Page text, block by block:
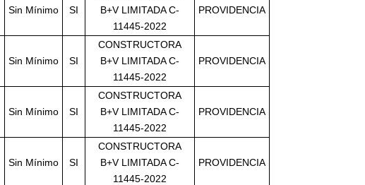
Sin Mínimo SI
B+V LIMITADA C-
11445-2022
PROVIDENCIA
Sin Mínimo SI
CONSTRUCTORA
B+V LIMITADA C-
11445-2022
PROVIDENCIA
Sin Mínimo SI
CONSTRUCTORA
B+V LIMITADA C-
11445-2022
PROVIDENCIA
Sin Mínimo SI
CONSTRUCTORA
B+V LIMITADA C-
11445-2022
PROVIDENCIA